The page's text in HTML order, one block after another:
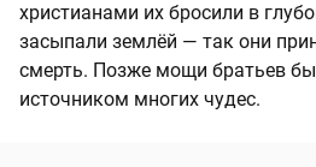
христианами их бросили в
засыпали землёй — так они
смерть. Позже мощи братьев
источником многих чудес.